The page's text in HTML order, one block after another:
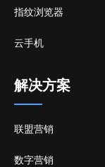
指纹浏览器
云手机
解决方案
联盟营销
数字营销